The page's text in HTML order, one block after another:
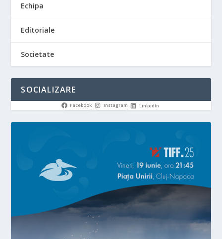
Echipa
Editoriale
Societate
SOCIALIZARE
Facebook Instagram LinkedIn